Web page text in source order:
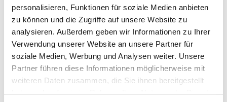
personalisieren, Funktionen für soziale Medien anbieten
zu können und die Zugriffe auf unsere Website zu
analysieren. Außerdem geben wir Informationen zu Ihrer
Verwendung unserer Website an unsere Partner für
soziale Medien, Werbung und Analysen weiter. Unsere
Partner führen diese Informationen möglicherweise mit
weiteren Daten zusammen, die Sie ihnen bereitgestellt
Versicherung die Zinsen oder die ganze oder teilweise
Rückzahlung.
Weitere Informationen